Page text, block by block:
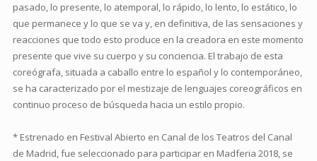
pasado, lo presente, lo atemporal, lo rápido, lo lento, lo estático, lo
que permanece y lo que se va y, en definitiva, de las sensaciones y
reacciones que todo esto produce en la creadora en este momento
presente que vive su cuerpo y su conciencia. El trabajo de esta
coreógrafa, situada a caballo entre lo español y lo contemporáneo,
se ha caracterizado por el mestizaje de lenguajes coreográficos en
continuo proceso de búsqueda hacia un estilo propio.
* Estrenado en Festival Abierto en Canal de los Teatros del Canal
de Madrid, fue seleccionado para participar en Madferia 2018, se